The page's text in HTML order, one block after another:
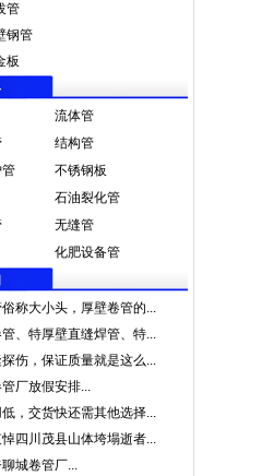
管
钢管
板
流体管
结构管
不锈钢板
石油裂化管
无缝管
化肥设备管
称大小头，厚壁卷管的...
、特厚壁直缝焊管、特...
伤，保证质量就是这么...
厂放假安排...
，交货快还需其他选择...
四川茂县山体垮塌逝者...
城卷管厂...